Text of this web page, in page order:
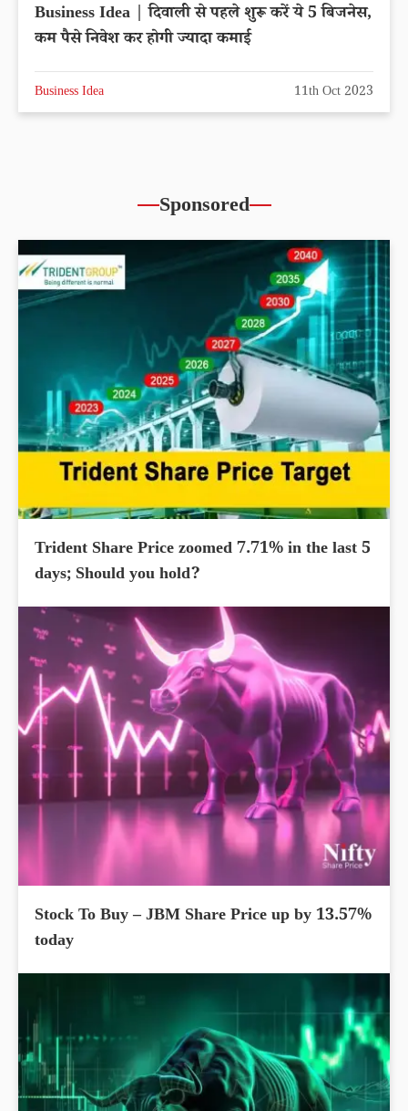
Business Idea | दिवाली से पहले शुरू करें ये 5 बिजनेस,
कम पैसे निवेश कर होगी ज्यादा कमाई
Business Idea 11th Oct 2023
Sponsored
Trident Share Price zoomed 7.71% in the last 5
days; Should you hold?
Stock To Buy – JBM Share Price up by 13.57%
today